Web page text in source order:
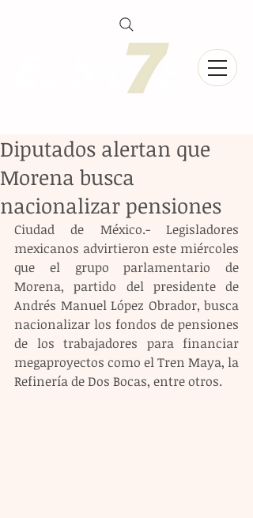
Diputados alertan que
Morena busca
nacionalizar pensiones
Ciudad de México.- Legisladores
mexicanos advirtieron este miércoles
que el grupo parlamentario de
Morena, partido del presidente de
Andrés Manuel López Obrador, busca
nacionalizar los fondos de pensiones
de los trabajadores para financiar
megaproyectos como el Tren Maya, la
Refinería de Dos Bocas, entre otros.